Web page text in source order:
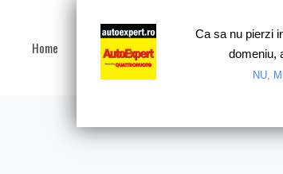
Home Test drive
Ca sa nu pierzi
domeniu,
NU,